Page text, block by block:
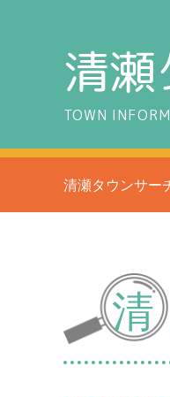
清瀬
TOWN
清瀬タウンサー
清